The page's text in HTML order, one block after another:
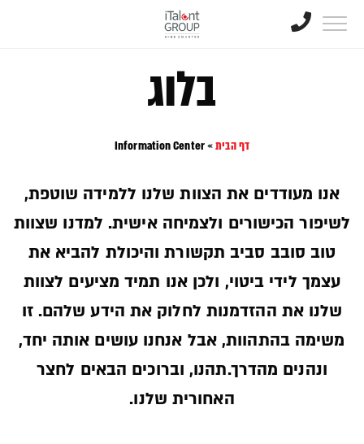
בלוג
דף הבית»
Information Center
אנו מעודדים את הצוות שלנו ללמידה שוטפת,
לשיפור הכישורים ולצמיחה אישית. למדנו שצוות
טוב סובב סביב תקשורת והיכולת להביא את
עצמך לידי ביטוי, ולכן אנו תמיד מציעים לצוות
שלנו את ההזדמנות לחלוק את הידע שלהם. זו
משימה בהתהוות, אבל אנחנו עושים אותה יחד,
ונהנים מהדרך.תהנו, וברוכים הבאים לחצר
האחורית שלנו.­